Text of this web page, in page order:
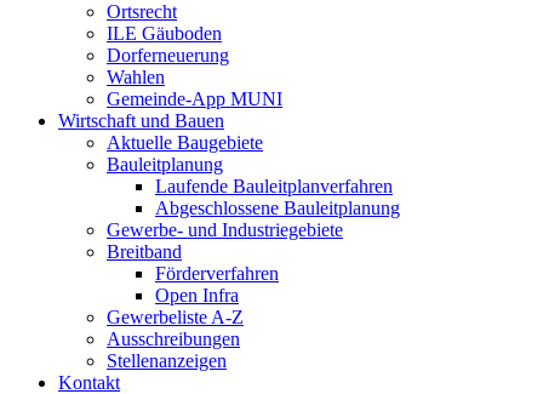
Ortsrecht
ILE Gäuboden
Dorferneuerung
Wahlen
Gemeinde-App MUNI
Wirtschaft und Bauen
Aktuelle Baugebiete
Bauleitplanung
Laufende Bauleitplanverfahren
Abgeschlossene Bauleitplanung
Gewerbe- und Industriegebiete
Breitband
Förderverfahren
Open Infra
Gewerbeliste A-Z
Ausschreibungen
Stellenanzeigen
Kontakt